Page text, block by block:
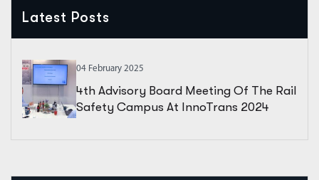
Latest Posts
04 February 2025
4th Advisory Board Meeting Of The Rail
Safety Campus At InnoTrans 2024